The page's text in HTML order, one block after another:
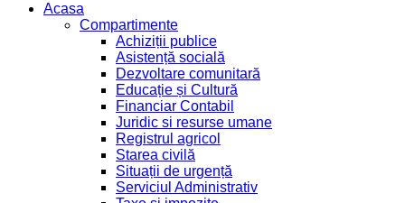
Acasa
Compartimente
Achiziții publice
Asistență socială
Dezvoltare comunitară
Educație și Cultură
Financiar Contabil
Juridic si resurse umane
Registrul agricol
Starea civilă
Situații de urgență
Serviciul Administrativ